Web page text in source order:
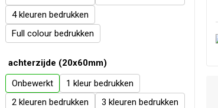
4
Full colour
achterzijde (20x60mm)
Onbewerkt
1
2
3